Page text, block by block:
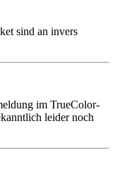
sind an invers
im TrueColor-
leider noch